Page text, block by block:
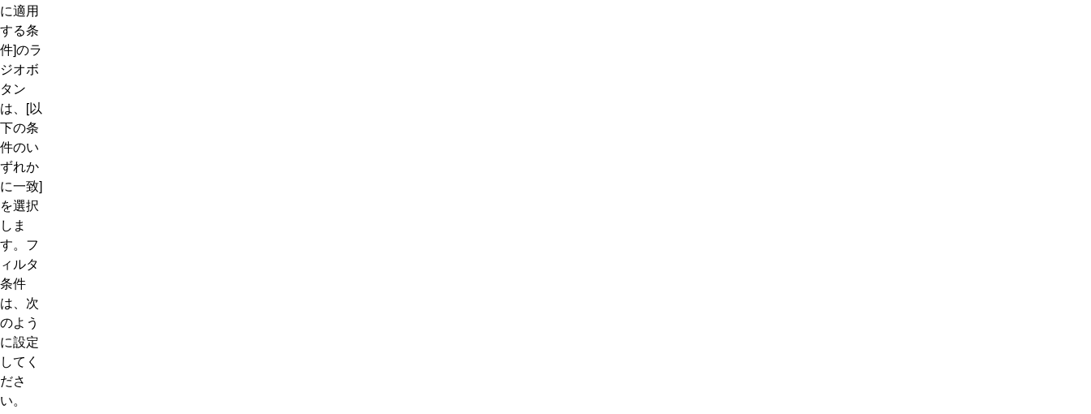
に適用
する条
件]のラ
ジオボ
タン
は、[以
下の条
件のい
ずれか
に一致]
を選択
しま
す。フ
ィルタ
条件
は、次
のよう
に設定
してく
ださ
い。